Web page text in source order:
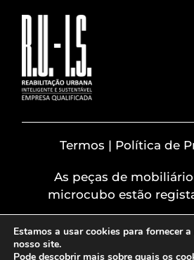
Termos | Política de
As peças de
microcubo estão
Estamos a usar cookies para fornecer
nosso site.
Pode descobrir mais sobre quais os